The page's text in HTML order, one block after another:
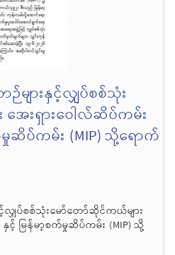
များနှင့်လျှပ်စစ်သုံး
ေးရှားဝေါလ်ဆိပ်ကမ်း
မှုဆိပ်ကမ်း (MIP) သို့ရောက်
လျှပ်စစ်သုံးမော်တော်ဆိုင်ကယ်များ
နှင့် မြန်မာ့စက်မှုဆိပ်ကမ်း (MIP) သို့